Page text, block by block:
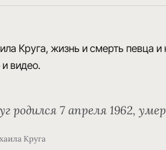
Круга, жизнь и смерть певца
видео.
родился 7 апреля 1962,
Круга